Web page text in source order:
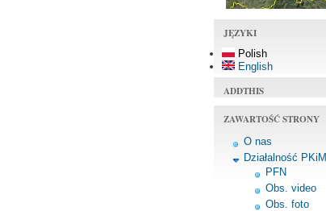
JĘZYKI
Polish
English
ADDTHIS
ZAWARTOŚĆ STRONY
O nas
Działalność PKiM
PFN
Obs. video
Obs. foto